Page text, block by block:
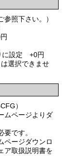
照下さい。）
に設定 +0円
選択できませ
）
ムページよりダ
です。
ページダウンロ
ア取扱説明書を